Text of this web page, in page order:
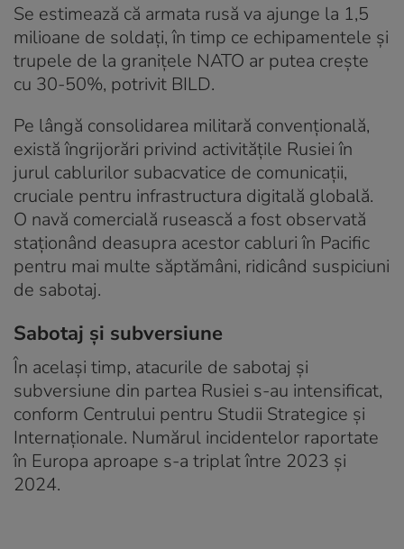
Se estimează că armata rusă va ajunge la 1,5
milioane de soldați, în timp ce echipamentele și
trupele de la granițele NATO ar putea crește
cu 30-50%, potrivit BILD.
Pe lângă consolidarea militară convențională,
există îngrijorări privind activitățile Rusiei în
jurul cablurilor subacvatice de comunicații,
cruciale pentru infrastructura digitală globală.
O navă comercială rusească a fost observată
staționând deasupra acestor cabluri în Pacific
pentru mai multe săptămâni, ridicând suspiciuni
de sabotaj.
Sabotaj și subversiune
În același timp, atacurile de sabotaj și
subversiune din partea Rusiei s-au intensificat,
conform Centrului pentru Studii Strategice și
Internaționale. Numărul incidentelor raportate
în Europa aproape s-a triplat între 2023 și
2024.